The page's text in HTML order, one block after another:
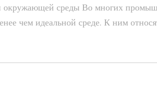
среды Во многих
чем идеальной среде. К ним